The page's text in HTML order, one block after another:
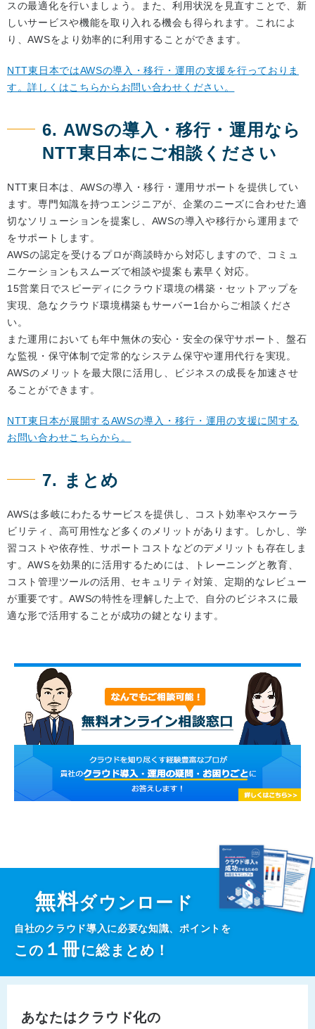
スの最適化を行いましょう。また、利用状況を見直すことで、新
しいサービスや機能を取り入れる機会も得られます。これによ
り、AWSをより効率的に利用することができます。
NTT東日本ではAWSの導入・移行・運用の支援を行っておりま
す。詳しくはこちらからお問い合わせください。
6. AWSの導入・移行・運用なら
NTT東日本にご相談ください
NTT東日本は、AWSの導入・移行・運用サポートを提供してい
ます。専門知識を持つエンジニアが、企業のニーズに合わせた適
切なソリューションを提案し、AWSの導入や移行から運用まで
をサポートします。
AWSの認定を受けるプロが商談時から対応しますので、コミュ
ニケーションもスムーズで相談や提案も素早く対応。
15営業日でスピーディにクラウド環境の構築・セットアップを
実現、急なクラウド環境構築もサーバー1台からご相談くださ
い。
また運用においても年中無休の安心・安全の保守サポート、盤石
な監視・保守体制で定常的なシステム保守や運用代行を実現。
AWSのメリットを最大限に活用し、ビジネスの成長を加速させ
ることができます。
NTT東日本が展開するAWSの導入・移行・運用の支援に関する
お問い合わせこちらから。
7. まとめ
AWSは多岐にわたるサービスを提供し、コスト効率やスケーラ
ビリティ、高可用性など多くのメリットがあります。しかし、学
習コストや依存性、サポートコストなどのデメリットも存在しま
す。AWSを効果的に活用するためには、トレーニングと教育、
コスト管理ツールの活用、セキュリティ対策、定期的なレビュー
が重要です。AWSの特性を理解した上で、自分のビジネスに最
適な形で活用することが成功の鍵となります。
無料ダウンロード
自社のクラウド導入に必要な知識、ポイントを
この １冊に総まとめ！
あなたはクラウド化の